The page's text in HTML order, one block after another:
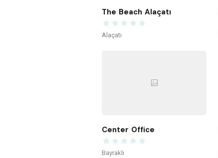
The Beach Alaçatı
Alaçatı
Center Office
Bayraklı